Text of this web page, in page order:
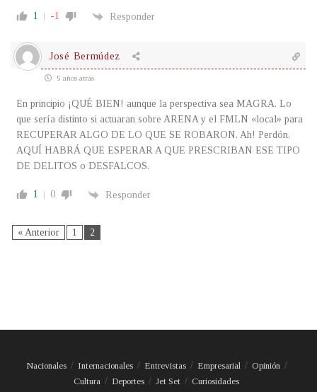
1 -1 Responder
José Bermúdez
5 años atrás
En principio ¡QUÉ BIEN! aunque la perspectiva sea MAGRA. Lo
que sería distinto si actuaran sobre ARENA y el FMLN «local» para
RECUPERAR ALGO DE LO QUE SE ROBARON. Ah! Perdón,
AQUÍ HABRÁ QUE ESPERAR A QUE PRESCRIBAN ESE TIPO
DE DELITOS o DESFALCOS.
1 0 Responder
« Anterior 1 2
Nacionales Internacionales Entrevistas Empresarial
Opinión
Cultura
Deportes Jet Set Curiosidades